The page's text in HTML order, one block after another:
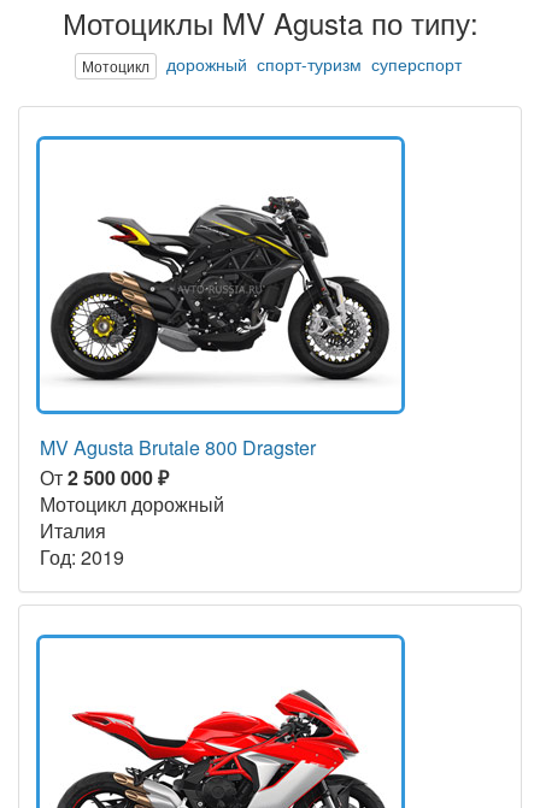
Мотоциклы MV Agusta по типу:
Мотоцикл дорожный спорт-туризм суперспорт
MV Agusta Brutale 800 Dragster
От2 500 000 ₽
Мотоцикл дорожный
Италия
Год: 2019